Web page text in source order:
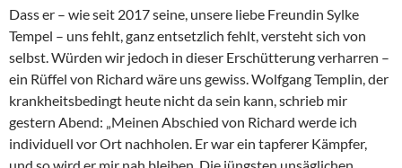
Dass er – wie seit 2017 seine, unsere liebe Freundin Sylke
Tempel – uns fehlt, ganz entsetzlich fehlt, versteht sich von
selbst. Würden wir jedoch in dieser Erschütterung verharren –
ein Rüffel von Richard wäre uns gewiss. Wolfgang Templin, der
krankheitsbedingt heute nicht da sein kann, schrieb mir
gestern Abend: „Meinen Abschied von Richard werde ich
individuell vor Ort nachholen. Er war ein tapferer Kämpfer,